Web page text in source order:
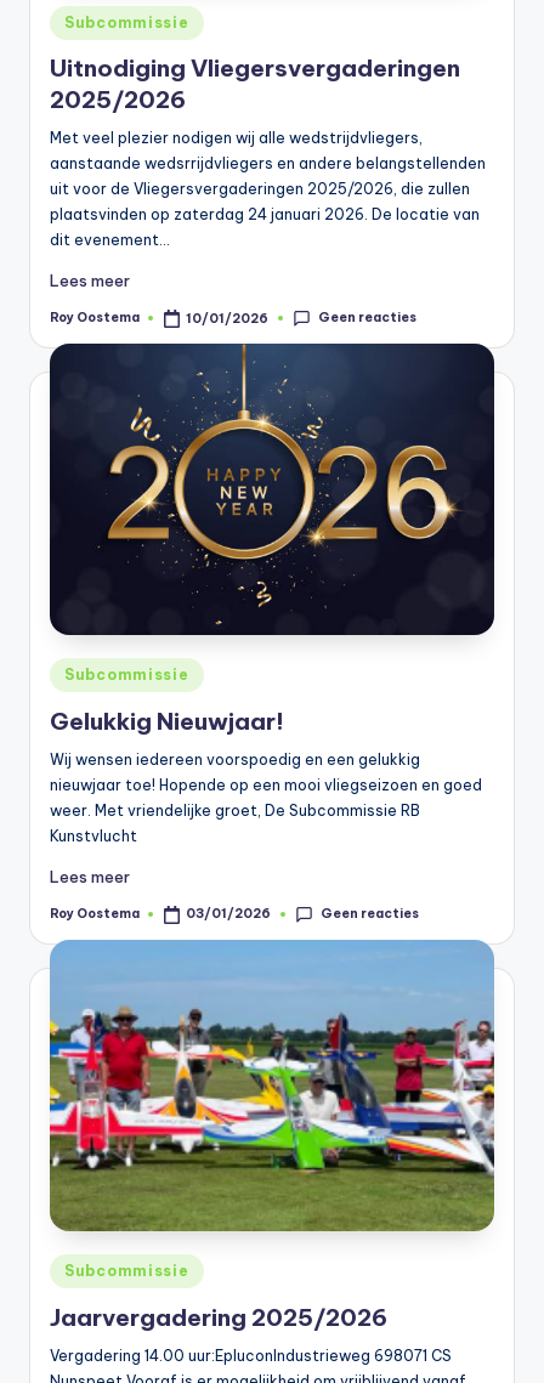
Geplaatst
in
Subcommissie
Uitnodiging Vliegersvergaderingen
2025/2026
Met veel plezier nodigen wij alle wedstrijdvliegers,
aanstaande wedsrrijdvliegers en andere belangstellenden
uit voor de Vliegersvergaderingen 2025/2026, die zullen
plaatsvinden op zaterdag 24 januari 2026. De locatie van
dit evenement…
Lees meer
Geplaatst
Roy Oostema 10/01/2026 Geen reacties
Geplaatst
Subcommissie
Gelukkig Nieuwjaar!
Wij wensen iedereen voorspoedig en een gelukkig
nieuwjaar toe! Hopende op een mooi vliegseizoen en goed
weer. Met vriendelijke groet, De Subcommissie RB
Kunstvlucht
Lees meer
Geplaatst
Roy Oostema 03/01/2026 Geen reacties
Geplaatst
in
Subcommissie
Jaarvergadering 2025/2026
Vergadering 14.00 uur:EpluconIndustrieweg 698071 CS